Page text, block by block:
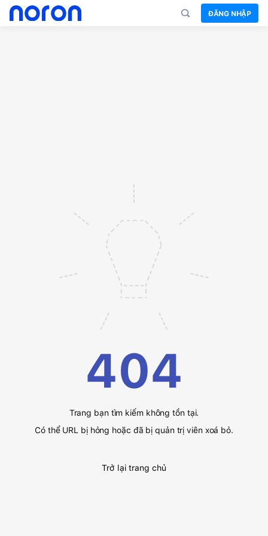
ĐĂNG NHẬP
404
Trang bạn tìm kiếm không tồn tại.
Có thể URL bị hỏng hoặc đã bị quản trị viên xoá bỏ.
Trở lại trang chủ